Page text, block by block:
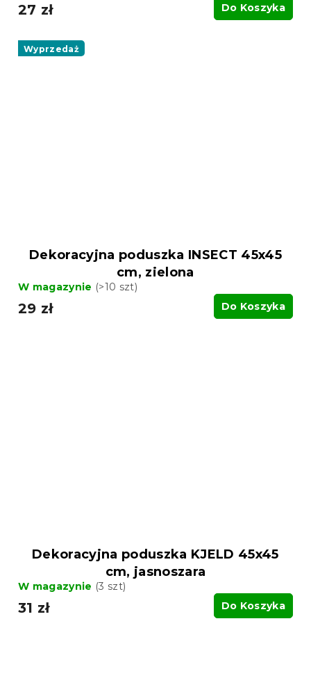
27 zł Do Koszyka
Wyprzedaż
Dekoracyjna poduszka INSECT 45x45
cm, zielona
W magazynie (>10 szt)
29 zł Do Koszyka
Dekoracyjna poduszka KJELD 45x45
cm, jasnoszara
W magazynie (3 szt)
31 zł Do Koszyka